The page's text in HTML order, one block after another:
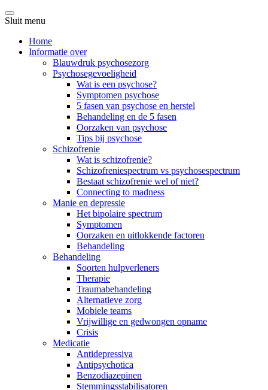
Sluit menu
Home
Informatie over
Blauwdruk psychosezorg
Psychosegevoeligheid
Wat is een psychose?
Symptomen psychose
5 fasen van psychose en herstel
Behandeling en de 5 fasen
Oorzaken van psychose
Tips bij psychose
Schizofrenie
Wat is schizofrenie?
Schizofreniespectrum vs psychosespectrum
Bestaat schizofrenie wel of niet?
Connecting to madness
Manie en depressie
Het bipolaire spectrum
Symptomen
Oorzaken en uitlokkende factoren
Behandeling
Behandeling
Soorten hulpverleners
Therapie
Traumabehandeling
Alternatieve zorg
Mobiele teams
Vrijwillige en gedwongen opname
Crisis
Medicatie
Antidepressiva
Antipsychotica
Benzodiazepinen
Stemmingsstabilisatoren